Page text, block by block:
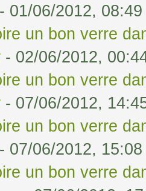
- 01/06/2012, 08:49
un bon verre
- 02/06/2012,
un bon verre
- 07/06/2012,
un bon verre
- 07/06/2012, 15:08
un bon verre